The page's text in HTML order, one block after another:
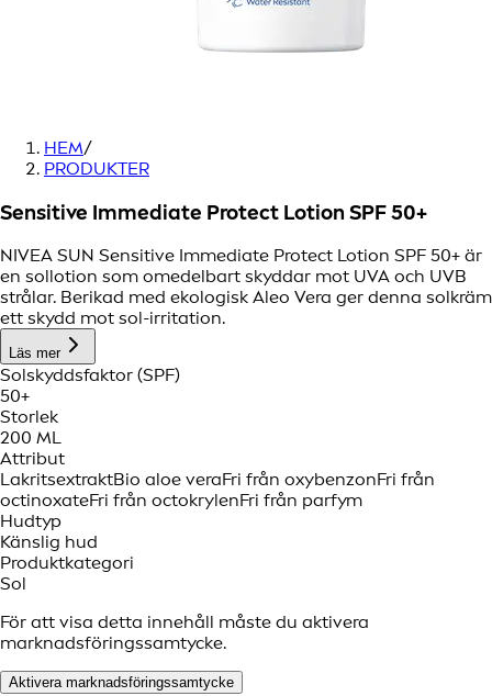
HEM/
PRODUKTER
Sensitive Immediate Protect Lotion SPF 50+
NIVEA SUN Sensitive Immediate Protect Lotion SPF 50+ är
en sollotion som omedelbart skyddar mot UVA och UVB
strålar. Berikad med ekologisk Aleo Vera ger denna solkräm
ett skydd mot sol-irritation.
Läs mer
Solskyddsfaktor (SPF)
50+
Storlek
200 ML
Attribut
LakritsextraktBio aloe veraFri från oxybenzonFri från
octinoxateFri från octokrylenFri från parfym
Hudtyp
Känslig hud
Produktkategori
Sol
För att visa detta innehåll måste du aktivera
marknadsföringssamtycke.
Aktivera marknadsföringssamtycke